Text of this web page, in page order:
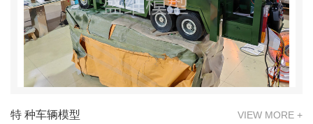
特 种车辆模型 VIEW MORE +